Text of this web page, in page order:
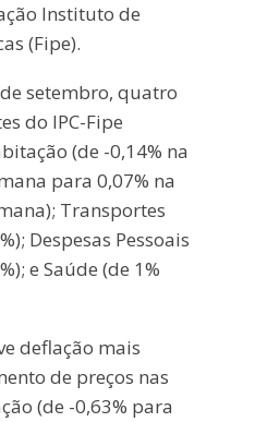
Instituto de
(Fipe).
setembro, quatro
do IPC-Fipe
(de -0,14% na
para 0,07% na
Transportes
Despesas Pessoais
e Saúde (de 1%
deflação mais
de preços nas
(de -0,63% para